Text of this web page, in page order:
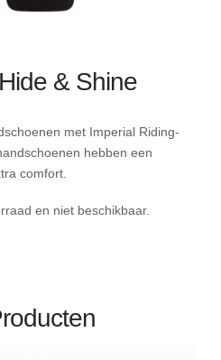
& Shine
met Imperial Riding-
hebben een
comfort.
en niet beschikbaar.